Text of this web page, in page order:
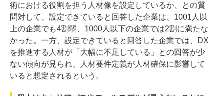
術における役割を担う人材像を設定しているか、との質
問対して、設定できていると回答した企業は、1001人以
上の企業でも4割弱、1000人以下の企業では2割に満たな
かった。一方、設定できていると回答した企業では、DX
を推進する人材が「大幅に不足している」との回答が少
ない傾向が見られ、人材要件定義が人材確保に影響して
いると想定されるという。